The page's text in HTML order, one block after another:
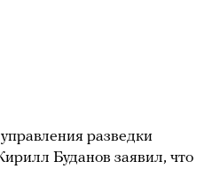
разведки
Буданов заявил, что